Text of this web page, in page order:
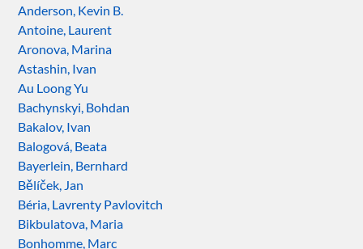
Anderson, Kevin B.
Antoine, Laurent
Aronova, Marina
Astashin, Ivan
Au Loong Yu
Bachynskyi, Bohdan
Bakalov, Ivan
Balogová, Beata
Bayerlein, Bernhard
Bělíček, Jan
Béria, Lavrenty Pavlovitch
Bikbulatova, Maria
Bonhomme, Marc